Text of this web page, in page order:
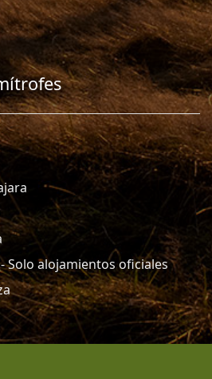
Solo alojamientos oficiales